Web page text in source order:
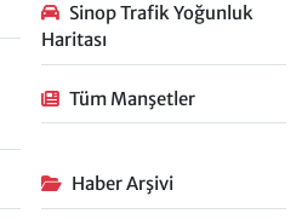
Sinop Trafik Yoğunluk
Haritası
Tüm Manşetler
Haber Arşivi